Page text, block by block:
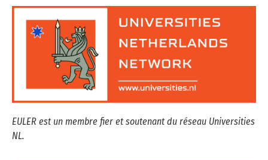
EULER est un membre fier et soutenant du réseau Universities
NL.